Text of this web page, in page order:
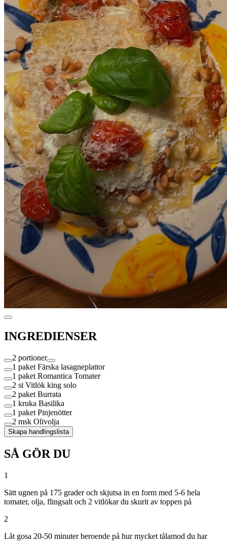
INGREDIENSER
2 portioner
1 paket Färska lasagneplattor
1 paket Romantica Tomater
2 st Vitlök king solo
2 paket Burrata
1 kruka Basilika
1 paket Pinjenötter
2 msk Olivolja
Skapa handlingslista
SÅ GÖR DU
1
Sätt ugnen på 175 grader och skjutsa in en form med 5-6 hela
tomater, olja, flingsalt och 2 vitlökar du skurit av toppen på
2
Låt gosa 20-50 minuter beroende på hur mycket tålamod du har